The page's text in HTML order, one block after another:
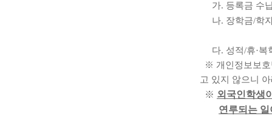
가. 등록금 수
나. 장학금/학
다. 성적/휴·복
※ 개인정보보
고 있지 않으니
※ 외국인학생
연루되는